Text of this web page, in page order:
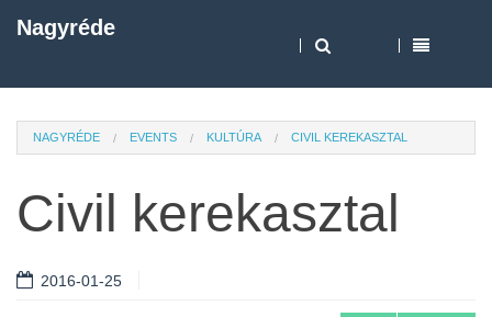
Nagyréde
NAGYRÉDE EVENTS KULTÚRA CIVIL KEREKASZTAL
Civil kerekasztal
2016-01-25